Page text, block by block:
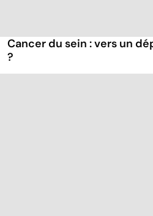
Cancer du sein : vers un
?